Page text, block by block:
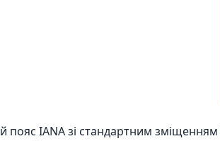
IANA зі стандартним